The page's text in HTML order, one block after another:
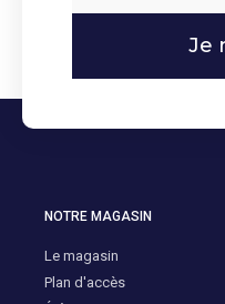
Je
NOTRE MAGASIN
Le magasin
Plan d'accès